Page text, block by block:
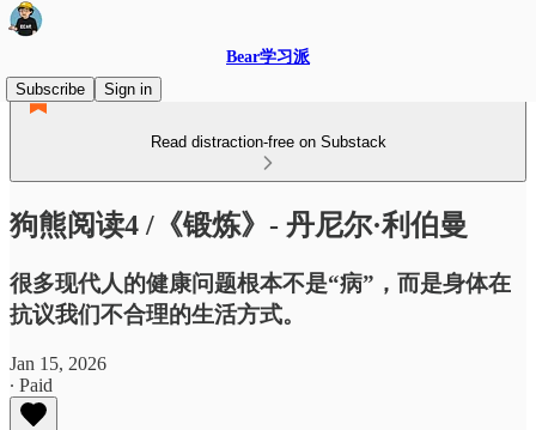
Bear学习派
Subscribe
Sign in
Read distraction-free on Substack
狗熊阅读4 /《锻炼》- 丹尼尔·利伯曼
很多现代人的健康问题根本不是“病”，而是身体在
抗议我们不合理的生活方式。
Jan 15, 2026
∙ Paid